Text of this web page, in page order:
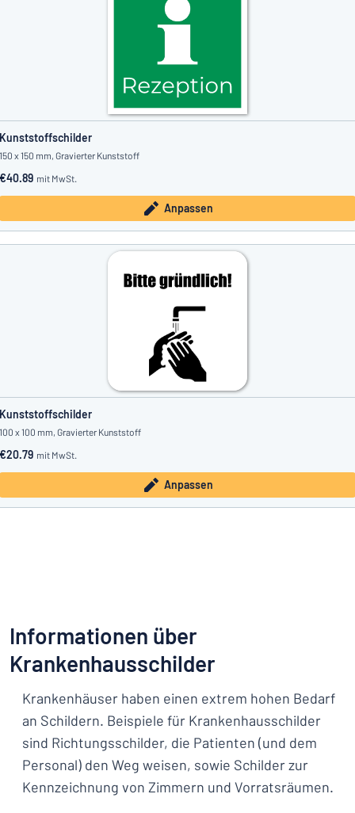
Kunststoffschilder
150 x 150 mm, Gravierter Kunststoff
€40.89 mit MwSt.
Anpassen
Kunststoffschilder
100 x 100 mm, Gravierter Kunststoff
€20.79 mit MwSt.
Anpassen
Informationen über
Krankenhausschilder
Krankenhäuser haben einen extrem hohen Bedarf
an Schildern. Beispiele für Krankenhausschilder
sind Richtungsschilder, die Patienten (und dem
Personal) den Weg weisen, sowie Schilder zur
Kennzeichnung von Zimmern und Vorratsräumen.